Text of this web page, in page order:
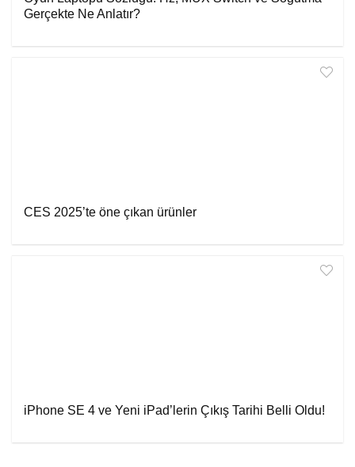
Gerçekte Ne Anlatır?
CES 2025’te öne çıkan ürünler
iPhone SE 4 ve Yeni iPad’lerin Çıkış Tarihi Belli Oldu!